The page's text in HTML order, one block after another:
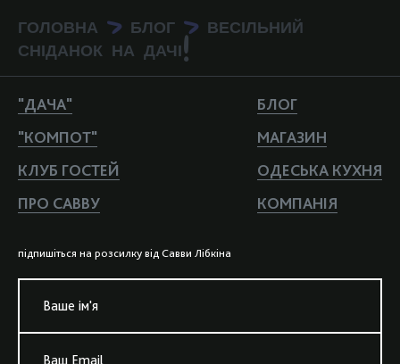
ГОЛОВНА > БЛОГ > ВЕСІЛЬНИЙ
СНІДАНОК НА ДАЧІ!
"ДАЧА"
"КОМПОТ"
КЛУБ ГОСТЕЙ
ПРО САВВУ
БЛОГ
МАГАЗИН
ОДЕСЬКА КУХНЯ
КОМПАНIЯ
пiдпишiться на розсилку вiд Савви Лiбкiна
Ваше iм'я
Ваш Email